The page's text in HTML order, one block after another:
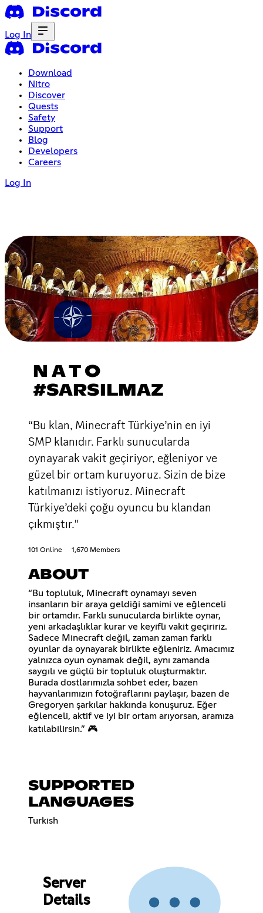
Log In
Download
Nitro
Discover
Quests
Safety
Support
Blog
Developers
Careers
Log In
N A T O
#SARSILMAZ
“Bu klan, Minecraft Türkiye’nin en iyi
SMP klanıdır. Farklı sunucularda
oynayarak vakit geçiriyor, eğleniyor ve
güzel bir ortam kuruyoruz. Sizin de bize
katılmanızı istiyoruz. Minecraft
Türkiye’deki çoğu oyuncu bu klandan
çıkmıştır."
101 Online 1,670 Members
ABOUT
“Bu topluluk, Minecraft oynamayı seven
insanların bir araya geldiği samimi ve eğlenceli
bir ortamdır. Farklı sunucularda birlikte oynar,
yeni arkadaşlıklar kurar ve keyifli vakit geçiririz.
Sadece Minecraft değil, zaman zaman farklı
oyunlar da oynayarak birlikte eğleniriz. Amacımız
yalnızca oyun oynamak değil, aynı zamanda
saygılı ve güçlü bir topluluk oluşturmaktır.
Burada dostlarımızla sohbet eder, bazen
hayvanlarımızın fotoğraflarını paylaşır, bazen de
Gregoryen şarkılar hakkında konuşuruz. Eğer
eğlenceli, aktif ve iyi bir ortam arıyorsan, aramıza
katılabilirsin.” 🎮
SUPPORTED
LANGUAGES
Turkish
Server
Details